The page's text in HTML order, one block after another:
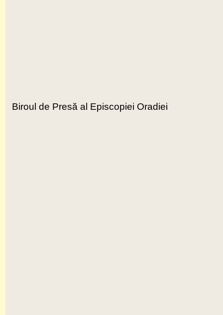
Biroul de Presă al Episcopiei Oradiei